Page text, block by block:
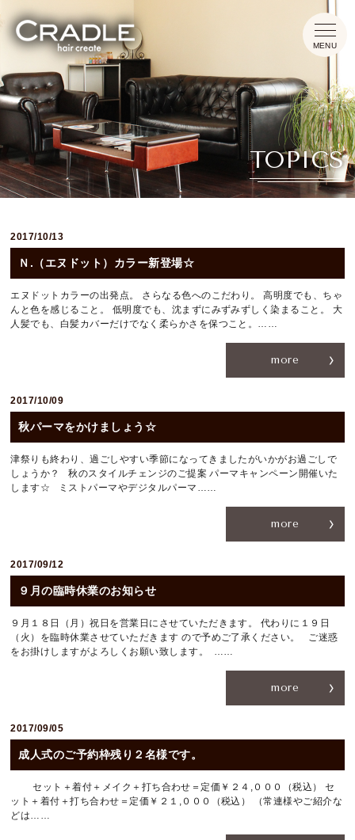
TOPICS
2017/10/13
Ｎ.（エヌドット）カラー新登場☆
エヌドットカラーの出発点。 さらなる色へのこだわり。 高明度でも、ちゃ
んと色を感じること。 低明度でも、沈まずにみずみずしく染まること。 大
人髪でも、白髪カバーだけでなく柔らかさを保つこと。……
more
2017/10/09
秋パーマをかけましょう☆
津祭りも終わり、過ごしやすい季節になってきましたがいかがお過ごしで
しょうか？ 秋のスタイルチェンジのご提案 パーマキャンペーン開催いた
します☆ ミストパーマやデジタルパーマ……
more
2017/09/12
９月の臨時休業のお知らせ
９月１８日（月）祝日を営業日にさせていただきます。 代わりに１９日
（火）を臨時休業させていただきます ので予めご了承ください。 ご迷惑
をお掛けしますがよろしくお願い致します。 ……
more
2017/09/05
成人式のご予約枠残り２名様です。
セット＋着付＋メイク＋打ち合わせ＝定価￥２４,０００（税込） セ
ット＋着付＋打ち合わせ＝定価￥２１,０００（税込） （常連様やご紹介な
どは……
HOME
CONCEPT
INFORMATION
059-224-0570
[CLOSE]毎週月曜日、第２・４火曜日
〒514-0824 三重県津市神戸636-1